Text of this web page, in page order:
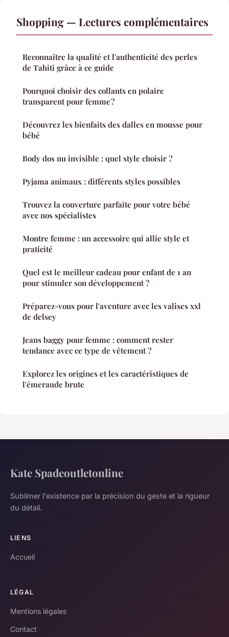
Shopping — Lectures complémentaires
Reconnaître la qualité et l'authenticité des perles
de Tahiti grâce à ce guide
Pourquoi choisir des collants en polaire
transparent pour femme ?
Découvrez les bienfaits des dalles en mousse pour
bébé
Body dos nu invisible : quel style choisir ?
Pyjama animaux : différents styles possibles
Trouvez la couverture parfaite pour votre bébé
avec nos spécialistes
Montre femme : un accessoire qui allie style et
praticité
Quel est le meilleur cadeau pour enfant de 1 an
pour stimuler son développement ?
Préparez-vous pour l'aventure avec les valises xxl
de delsey
Jeans baggy pour femme : comment rester
tendance avec ce type de vêtement ?
Explorez les origines et les caractéristiques de
l'émeraude brute
Kate Spadeoutletonline
Sublimer l'existence par la précision du geste et la rigueur
du détail.
LIENS
Accueil
LÉGAL
Mentions légales
Contact